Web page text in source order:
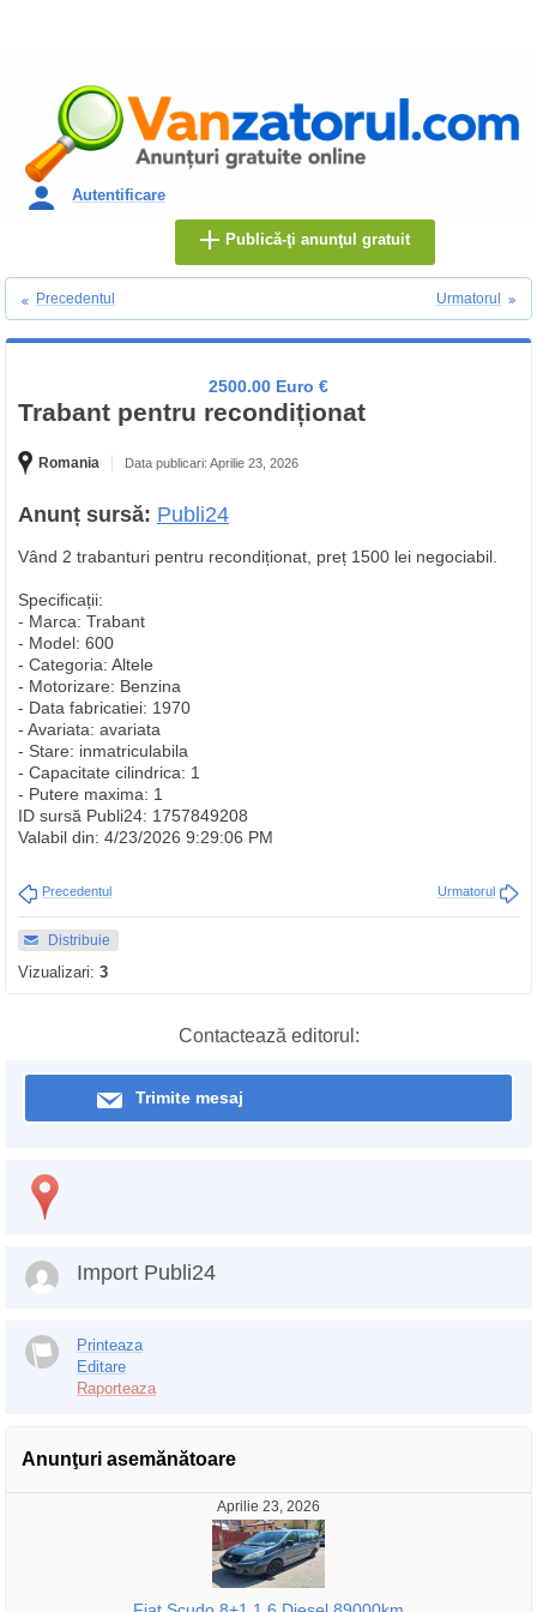
Autentificare
Publică-ţi anunţul gratuit
Precedentul Urmatorul
2500.00 Euro €
Trabant pentru recondiționat
Romania Data publicari: Aprilie 23, 2026
Anunț sursă: Publi24
Vând 2 trabanturi pentru recondiționat, preț 1500 lei negociabil.
Specificații:
- Marca: Trabant
- Model: 600
- Categoria: Altele
- Motorizare: Benzina
- Data fabricatiei: 1970
- Avariata: avariata
- Stare: inmatriculabila
- Capacitate cilindrica: 1
- Putere maxima: 1
ID sursă Publi24: 1757849208
Valabil din: 4/23/2026 9:29:06 PM
Precedentul Urmatorul
Distribuie
Vizualizari: 3
Contactează editorul:
Trimite mesaj
Import Publi24
Printeaza
Editare
Raporteaza
Anunţuri asemănătoare
Aprilie 23, 2026